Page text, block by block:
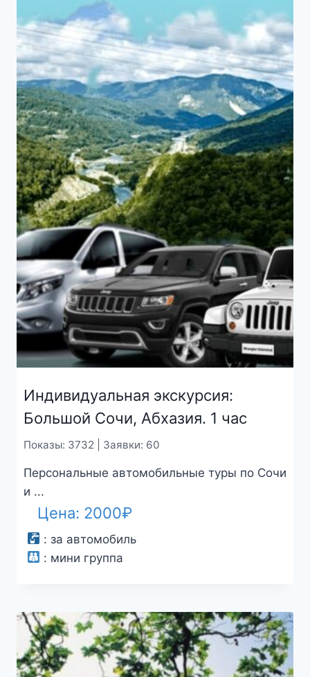
Индивидуальная экскурсия:
Большой Сочи, Абхазия. 1 час
Показы: 3732 | Заявки: 60
Персональные автомобильные туры по Сочи
и ...
Цена: 2000₽
: за автомобиль
: мини группа